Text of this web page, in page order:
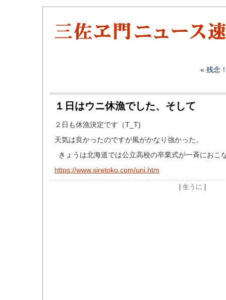
« 残念
１日はウニ休漁でした、そして
２日も休漁決定です（T_T)
天気は良かったのですが風がかなり強かった。
きょうは北海道では公立高校の卒業式が一斉におこ
https://www.siretoko.com/uni.htm
生うに